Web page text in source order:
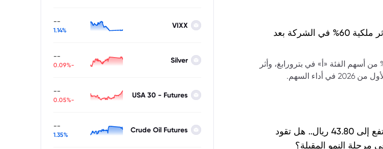
بترورابغ وأرامكو: كيف تؤثر ملكية 60% في الشركة بعد
ملكية أرامكو لنحو 60% من أسهم الفئة «أ» في بترورابغ، وأثر
السهم.
نتائج stc 2026: السهم يرتفع إلى 43.80 ريال.. هل تقود
مرحلة النمو المقبلة؟
VIXX
--
1.14%
Silver
--
-0.09%
USA 30 - Futures
--
-0.05%
Crude Oil Futures
--
1.35%